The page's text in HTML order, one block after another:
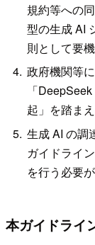
規約等への
型の生成 AI
則として要
政府機関等
「
起」を踏ま
生成 AI の調
ガイドライ
を行う必要
本ガイドライ